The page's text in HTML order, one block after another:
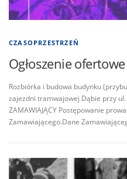
CZASOPRZESTRZEŃ
Ogłoszenie
Rozbiórka i budowa budynku
zajezdni tramwajowej Dąbie przy
ZAMAWIAJĄCY Postępowanie
Zamawiającego.Dane